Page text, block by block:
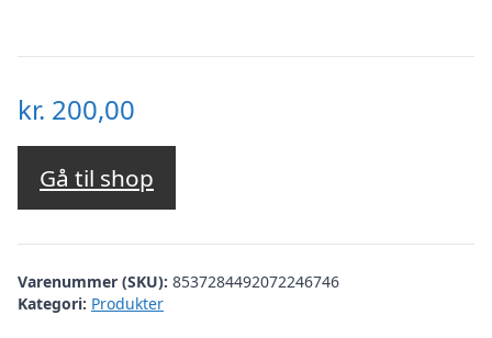
kr. 200,00
Gå til shop
Varenummer (SKU): 8537284492072246746
Kategori: Produkter